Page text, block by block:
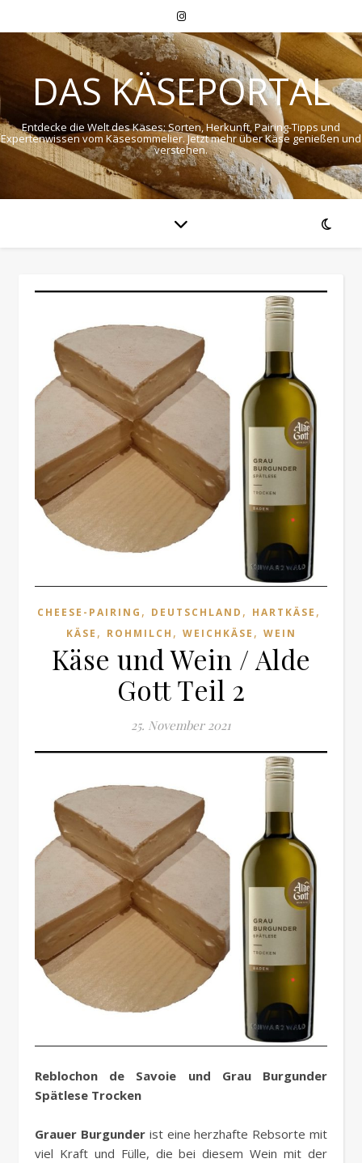
DAS KÄSEPORTAL
Entdecke die Welt des Käses: Sorten, Herkunft, Pairing-Tipps und
Expertenwissen vom Käsesommelier. Jetzt mehr über Käse genießen und
verstehen.
CHEESE-PAIRING , DEUTSCHLAND , HARTKÄSE ,
KÄSE , ROHMILCH , WEICHKÄSE , WEIN
Käse und Wein / Alde
Gott Teil 2
25. November 2021
Reblochon de Savoie und Grau Burgunder
Spätlese Trocken
Grauer Burgunderist eine herzhafte Rebsorte mit
viel Kraft und Fülle, die bei diesem Wein mit der